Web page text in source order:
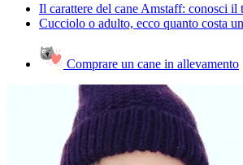
Il carattere del cane Amstaff: conosci il
Cucciolo o adulto, ecco quanto costa
Comprare un cane in allevamento